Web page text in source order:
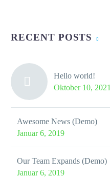
RECENT POSTS
Hello world!
Oktober 10, 2021
Awesome News (Demo)
Januar 6, 2019
Our Team Expands (Demo)
Januar 6, 2019